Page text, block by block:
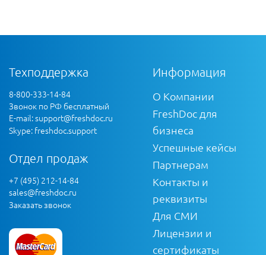
Техподдержка
8-800-333-14-84
Звонок по РФ бесплатный
E-mail:support@freshdoc.ru
Skype: freshdoc.support
Отдел продаж
+7 (495) 212-14-84
sales@freshdoc.ru
Заказать звонок
Информация
О Компании
FreshDoc для
бизнеса
Успешные кейсы
Партнерам
Контакты и
реквизиты
Для СМИ
Лицензии и
сертификаты